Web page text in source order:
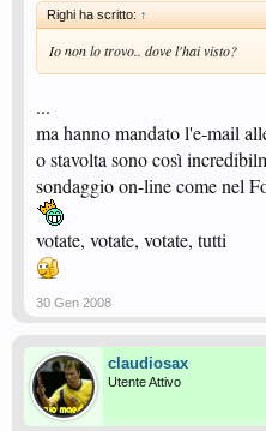
Righi ha scritto: ↑
Io non lo trovo.. dove l'hai visto?
...
ma hanno mandato l'e-mail
o stavolta sono così
sondaggio on-line come nel
votate, votate, votate, tutti
30 Gen 2008
claudiosax
Utente Attivo